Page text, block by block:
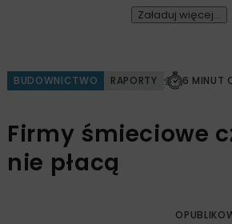
Załaduj więcej...
BUDOWNICTWO RAPORTY 6 MINUT
Firmy śmieciowe
nie płacą